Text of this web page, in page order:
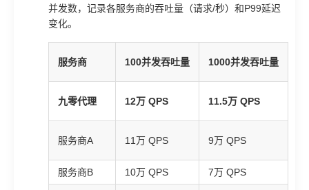
并发数，记录各服务商的吞吐量（请求/秒）和P99延迟
变化。
服务商 100并发吞吐量 1000并发吞吐量
九零代理 12万 QPS 11.5万 QPS
服务商A 11万 QPS 9万 QPS
服务商B 10万 QPS 7万 QPS